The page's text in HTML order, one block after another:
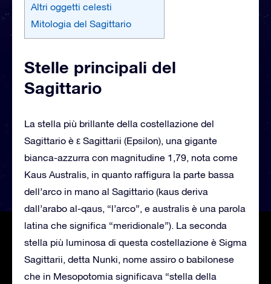
Altri oggetti celesti
Mitologia del Sagittario
Stelle principali del
Sagittario
La stella più brillante della costellazione del
Sagittario è ε Sagittarii (Epsilon), una gigante
bianca-azzurra con magnitudine 1,79, nota come
Kaus Australis, in quanto raffigura la parte bassa
dell’arco in mano al Sagittario (kaus deriva
dall’arabo al-qaus, “l’arco”, e australis è una parola
latina che significa “meridionale”). La seconda
stella più luminosa di questa costellazione è Sigma
Sagittarii, detta Nunki, nome assiro o babilonese
che in Mesopotomia significava “stella della